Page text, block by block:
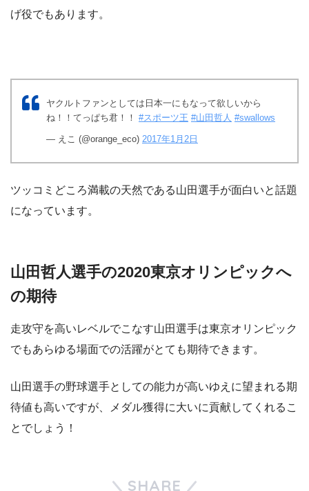
げ役でもあります。
ヤクルトファンとしては日本一にもなって欲しいから
ね！！てっぱち君！！ #スポーツ王 #山田哲人 #swallows
— えこ (@orange_eco) 2017年1月2日
ツッコミどころ満載の天然である山田選手が面白いと話題
になっています。
山田哲人選手の2020東京オリンピックへ
の期待
走攻守を高いレベルでこなす山田選手は東京オリンピック
でもあらゆる場面での活躍がとても期待できます。
山田選手の野球選手としての能力が高いゆえに望まれる期
待値も高いですが、メダル獲得に大いに貢献してくれるこ
とでしょう！
SHARE